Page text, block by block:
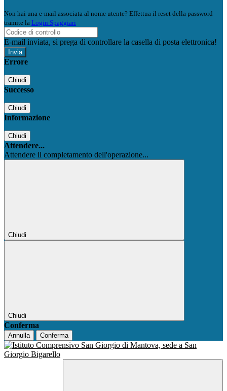
Non hai una e-mail associata al nome utente? Effettua il reset della password
tramite la Login Spaggiari
E-mail inviata, si prega di controllare la casella di posta elettronica!
Errore
Chiudi
Successo
Chiudi
Informazione
Chiudi
Attendere...
Attendere il completamento dell'operazione...
Chiudi
Chiudi
Conferma
Annulla Conferma